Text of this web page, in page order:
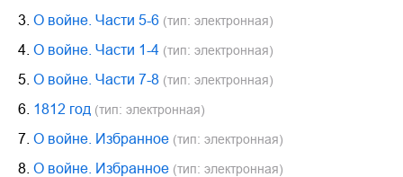
3. О войне. Части 5-6 (тип: электронная)
4. О войне. Части 1-4 (тип: электронная)
5. О войне. Части 7-8 (тип: электронная)
6. 1812 год (тип: электронная)
7. О войне. Избранное (тип: электронная)
8. О войне. Избранное (тип: электронная)